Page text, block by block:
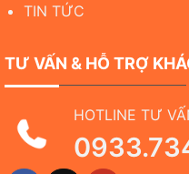
TIN TỨC
TƯ VẤN & HỖ TRỢ
HOTLINE TƯ